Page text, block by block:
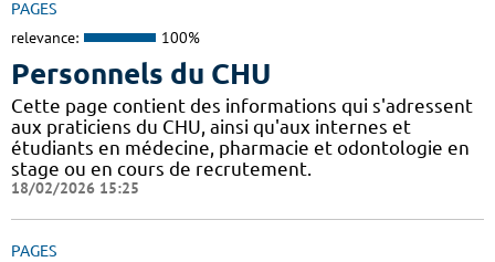
PAGES
relevance: 100%
Personnels du CHU
Cette page contient des informations qui s'adressent
aux praticiens du CHU, ainsi qu'aux internes et
étudiants en médecine, pharmacie et odontologie en
stage ou en cours de recrutement.
18/02/2026 15:25
PAGES